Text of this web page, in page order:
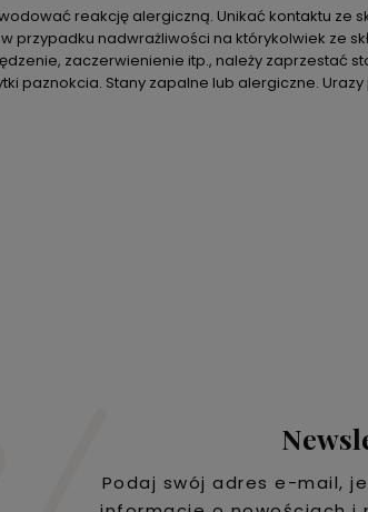
reakcję alergiczną. Unikać kontaktu
przypadku nadwrażliwości na którykolwiek ze
zaczerwienienie itp., należy zaprzestać
paznokcia. Stany zapalne lub alergiczne.
Podaj swój adres e-mail,